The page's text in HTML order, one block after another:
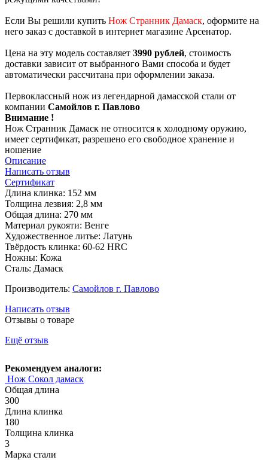
Если Вы решили купить Нож Странник Дамаск, оформите на
него заказ с доставкой в интернет магазине Арсенатор.
Цена на эту модель составляет 3990 рублей, стоимость
доставки зависит от выбранного Вами способа и будет
автоматически рассчитана при оформлении заказа.
Первоклассный нож из легендарной дамасской стали от
компании Самойлов г. Павлово
Внимание !
Нож Странник Дамаск не относится к холодному оружию,
имеет сертификат, разрешено его свободное хранение и
ношение
Описание
Написать отзыв
Сертификат
Длина клинка: 152 мм
Толщина лезвия: 2,8 мм
Общая длина: 270 мм
Материал рукояти: Венге
Художественное литье: Латунь
Твёрдость клинка: 60-62 HRC
Ножны: Кожа
Сталь: Дамаск
Производитель: Самойлов г. Павлово
Написать отзыв
Отзывы о товаре
Ещё отзыв
Рекомендуем аналоги:
Нож Сокол дамаск
Общая длина
300
Длина клинка
180
Толщина клинка
3
Марка стали